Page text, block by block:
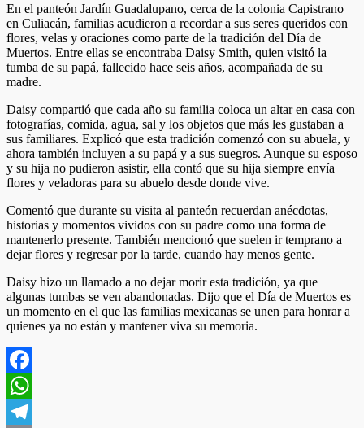
En el panteón Jardín Guadalupano, cerca de la colonia Capistrano
en Culiacán, familias acudieron a recordar a sus seres queridos con
flores, velas y oraciones como parte de la tradición del Día de
Muertos. Entre ellas se encontraba Daisy Smith, quien visitó la
tumba de su papá, fallecido hace seis años, acompañada de su
madre.
Daisy compartió que cada año su familia coloca un altar en casa con
fotografías, comida, agua, sal y los objetos que más les gustaban a
sus familiares. Explicó que esta tradición comenzó con su abuela, y
ahora también incluyen a su papá y a sus suegros. Aunque su esposo
y su hija no pudieron asistir, ella contó que su hija siempre envía
flores y veladoras para su abuelo desde donde vive.
Comentó que durante su visita al panteón recuerdan anécdotas,
historias y momentos vividos con su padre como una forma de
mantenerlo presente. También mencionó que suelen ir temprano a
dejar flores y regresar por la tarde, cuando hay menos gente.
Daisy hizo un llamado a no dejar morir esta tradición, ya que
algunas tumbas se ven abandonadas. Dijo que el Día de Muertos es
un momento en el que las familias mexicanas se unen para honrar a
quienes ya no están y mantener viva su memoria.
Facebook
WhatsApp